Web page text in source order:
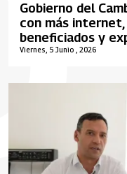
Viernes, 5 Junio , 2026
Gobierno del
con más
beneficiados y